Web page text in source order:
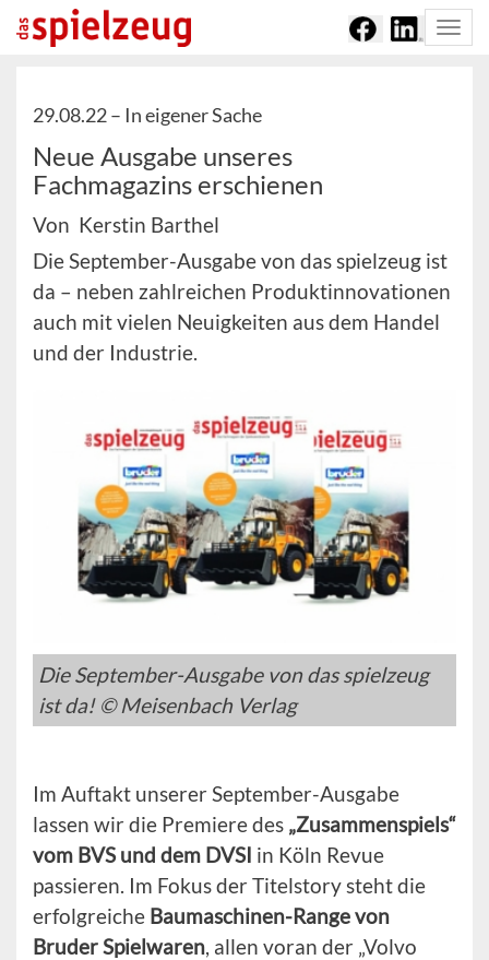
29.08.22 – In eigener Sache
Neue Ausgabe unseres
Fachmagazins erschienen
Von Kerstin Barthel
Die September-Ausgabe von das spielzeug ist
da – neben zahlreichen Produktinnovationen
auch mit vielen Neuigkeiten aus dem Handel
und der Industrie.
Die September-Ausgabe von das spielzeug
ist da! © Meisenbach Verlag
Im Auftakt unserer September-Ausgabe
lassen wir die Premiere des „Zusammenspiels“
vom BVS und dem DVSI in Köln Revue
passieren. Im Fokus der Titelstory steht die
erfolgreiche Baumaschinen-Range von
Bruder Spielwaren, allen voran der „Volvo